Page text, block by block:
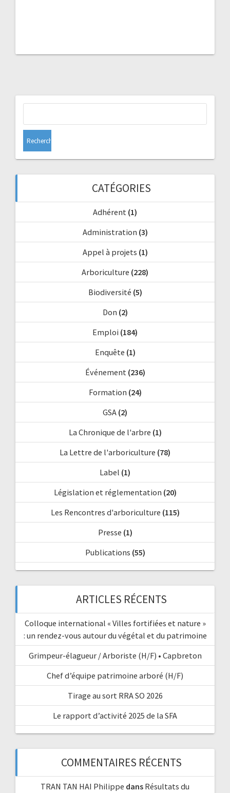
CATÉGORIES
Adhérent (1)
Administration (3)
Appel à projets (1)
Arboriculture (228)
Biodiversité (5)
Don (2)
Emploi (184)
Enquête (1)
Événement(236)
Formation (24)
GSA (2)
La Chronique de l'arbre (1)
La Lettre de l'arboriculture (78)
Label (1)
Législation et réglementation (20)
Les Rencontres d'arboriculture (115)
Presse (1)
Publications (55)
ARTICLES RÉCENTS
Colloque international « Villes fortifiées et nature »
: un rendez-vous autour du végétal et du patrimoine
Grimpeur-élagueur / Arboriste (H/F) • Capbreton
Chef d’équipe patrimoine arboré (H/F)
Tirage au sort RRA SO 2026
Le rapport d’activité 2025 de la SFA
COMMENTAIRES RÉCENTS
TRAN TAN HAI Philippe dans Résultats du